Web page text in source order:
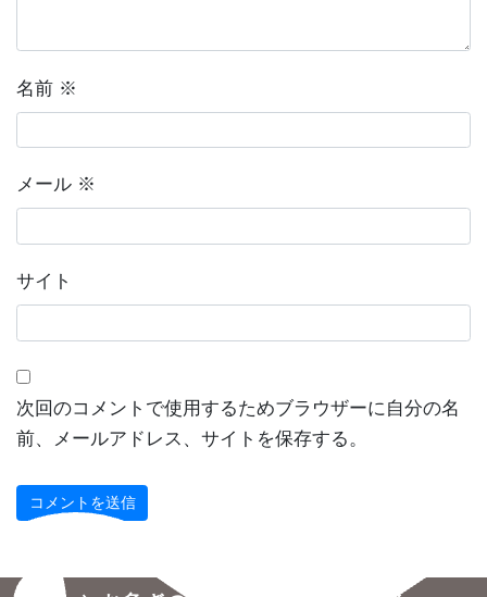
名前 ※
メール ※
サイト
次回のコメントで使用するためブラウザーに自分の名
前、メールアドレス、サイトを保存する。